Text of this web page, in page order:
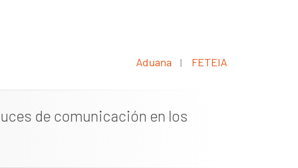
Aduana | FETEIA
de comunicación en los